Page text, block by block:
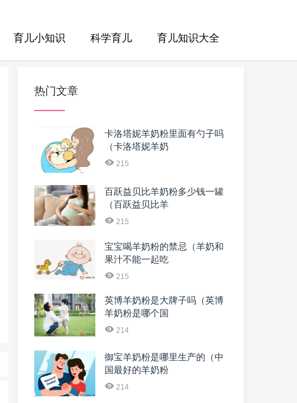
育儿小知识 科学育儿 育儿知识大全
热门文章
卡洛塔妮羊奶粉里面有勺子吗
（卡洛塔妮羊奶
215
百跃益贝比羊奶粉多少钱一罐
（百跃益贝比羊
215
宝宝喝羊奶粉的禁忌（羊奶和
果汁不能一起吃
215
英博羊奶粉是大牌子吗（英博
羊奶粉是哪个国
214
御宝羊奶粉是哪里生产的（中
国最好的羊奶粉
214